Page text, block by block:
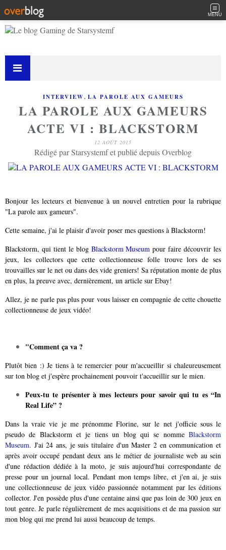
MENU
INTERVIEW, LA PAROLE AUX GAMEURS
LA PAROLE AUX GAMEURS
ACTE VI : BLACKSTORM
12 AOÛT 2015
Rédigé par Starsystemf et publié depuis Overblog
Bonjour les lecteurs et bienvenue à un nouvel entretien pour la rubrique
"La parole aux gameurs".
Cette semaine, j'ai le plaisir d'avoir poser mes questions à Blackstorm!
Blackstorm, qui tient le blog Blackstorm Museum pour faire découvrir les
jeux, les collectors que cette collectionneuse folle trouve lors de ses
trouvailles sur le net ou dans des vide greniers! Sa réputation monte de plus
en plus, la preuve avec, dernièrement, un article sur Ebay!
Allez, je ne parle pas plus pour vous laisser en compagnie de cette chouette
collectionneuse de jeux vidéo!
"Comment ça va ?
Plutôt bien :) Je tiens à te remercier pour m'accueillir si chaleureusement
sur ton blog et j'espère prochainement pouvoir t'accueillir sur le mien.
Peux-tu te présenter à mes lecteurs pour savoir qui tu es “In
Real Life” ?
Dans la vraie vie je me prénomme Florine, sur le net j'officie sous le
pseudo de Blackstorm et je tiens un blog qui se nomme Blackstorm
Museum. J'ai 24 ans, je suis titulaire d'un Master 2 en communication et
après avoir occupé pendant deux ans le métier de journaliste web au sein
d'une rédaction dédiée à la moto, je suis aujourd'hui correspondante de
presse pour un journal local. Pendant mon temps libre, et j'en ai, je suis
une collectionneuse de jeux vidéo passionnée notamment par les éditions
collector. J'en possède plus d'une centaine ainsi que pas loin de 300 jeux en
tout genre. Je parle régulièrement de mes acquisitions et de ma passion sur
mon blog qui me prend lui aussi beaucoup de temps.